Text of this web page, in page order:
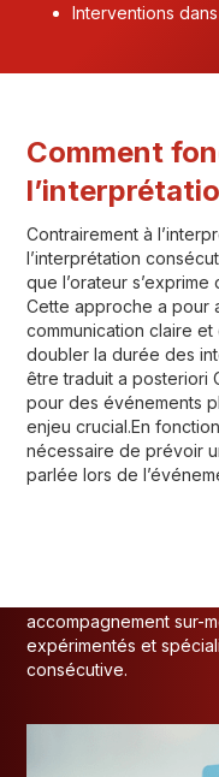
Interventions
Comment
Contrairement à
l’interprétation
que l’orateur
Cette approche a pour
communication claire
doubler la durée des
être traduit a posteriori
pour des événements
enjeu crucial.En
nécessaire de prévoir
parlée lors de
NOS
Genève ou ailleurs (en
agence de services
accompagnement sur-
expérimentés et
consécutive.